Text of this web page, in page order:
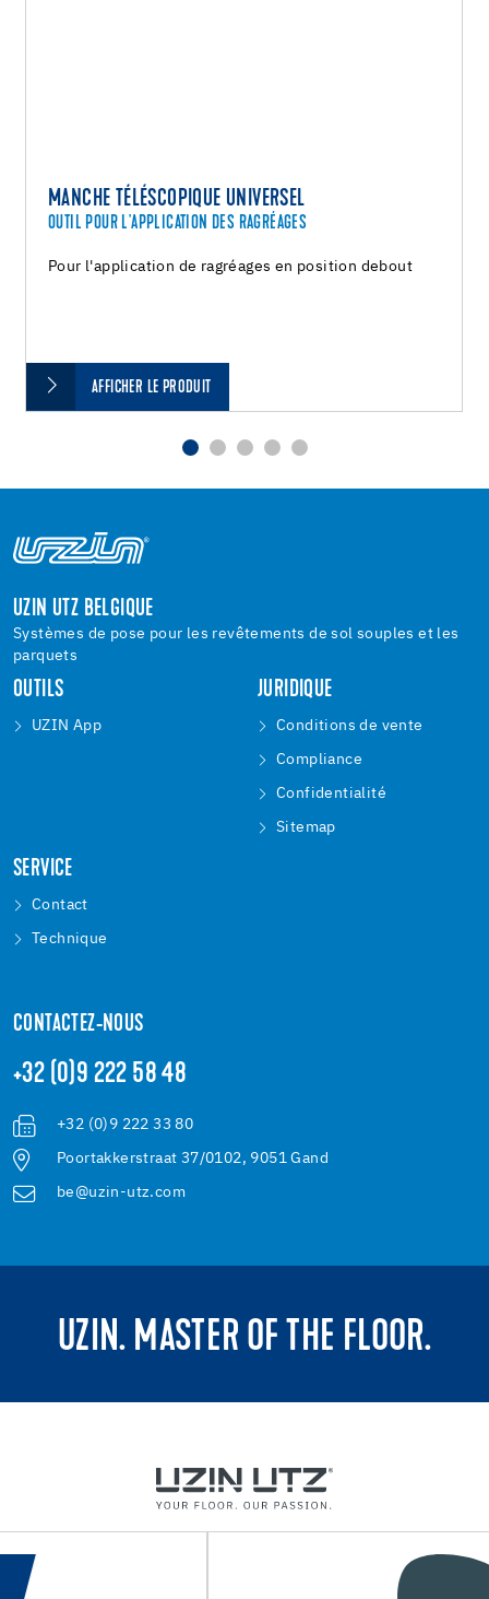
MANCHE TÉLÉSCOPIQUE UNIVERSEL
OUTIL POUR L'APPLICATION DES RAGRÉAGES
Pour l'application de ragréages en position debout
AFFICHER LE PRODUIT
UZIN UTZ BELGIQUE
Systèmes de pose pour les revêtements de sol souples et les
parquets
OUTILS
UZIN App
JURIDIQUE
Conditions de vente
Compliance
Confidentialité
Sitemap
SERVICE
Contact
Technique
CONTACTEZ-NOUS
+32 (0)9 222 58 48
+32 (0)9 222 33 80
Poortakkerstraat 37/0102, 9051 Gand
be@uzin-utz.com
UZIN. MASTER OF THE FLOOR.